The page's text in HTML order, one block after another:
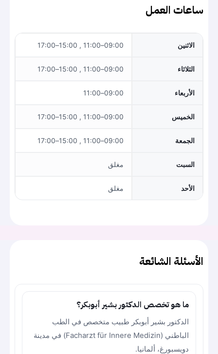
ساعات العمل
الاثنين 09:00–11:00 , 15:00–17:00
الثلاثاء 09:00–11:00 , 15:00–17:00
الأربعاء 09:00–11:00
الخميس 09:00–11:00 , 15:00–17:00
الجمعة 09:00–11:00 , 15:00–17:00
السبت مغلق
الأحد مغلق
الأسئلة الشائعة
ما هو تخصص الدكتور بشير أبوبكر؟
الدكتور بشير أبوبكر طبيب متخصص في الطب
الباطني (Facharzt für Innere Medizin) في مدينة
دويسبورغ، ألمانيا.